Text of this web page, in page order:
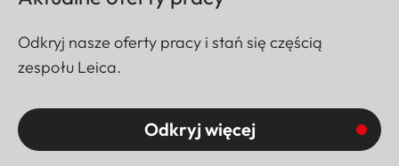
Odkryj nasze oferty pracy i stań się częścią
zespołu Leica.
Odkryj więcej